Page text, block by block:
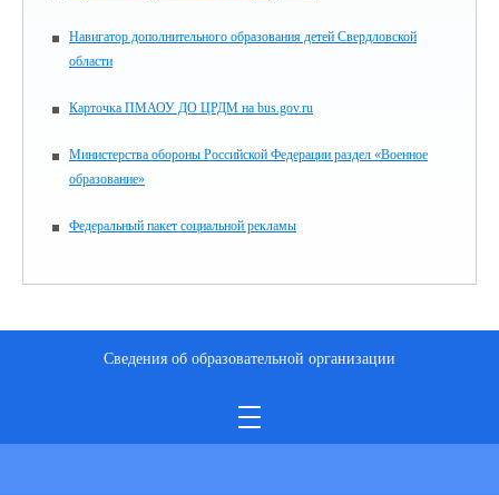
Навигатор дополнительного образования детей Свердловской
области
Карточка ПМАОУ ДО ЦРДМ на bus.gov.ru
Министерства обороны Российской Федерации раздел «Военное
образование»
Федеральный пакет социальной рекламы
Сведения об образовательной организации